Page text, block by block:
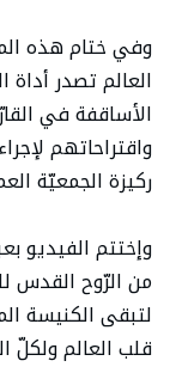
وفي ختام هذه
العالم تصدر
الأساقفة في
واقتراحاتهم
ركيزة الجمعيّة
وإختتم الفيديو
من الرّوح القدس
لتبقى الكنيسة
قلب العالم ولكلّ